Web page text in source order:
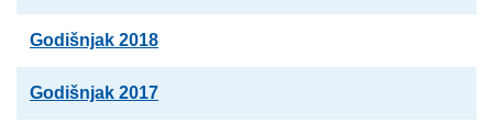
Godišnjak 2018
Godišnjak 2017